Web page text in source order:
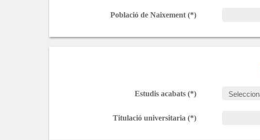
Població de Naixement (*)
Estudis acabats (*)
Titulació universitaria (*)